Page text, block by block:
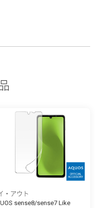
・アウト
sense8/sense7 Like